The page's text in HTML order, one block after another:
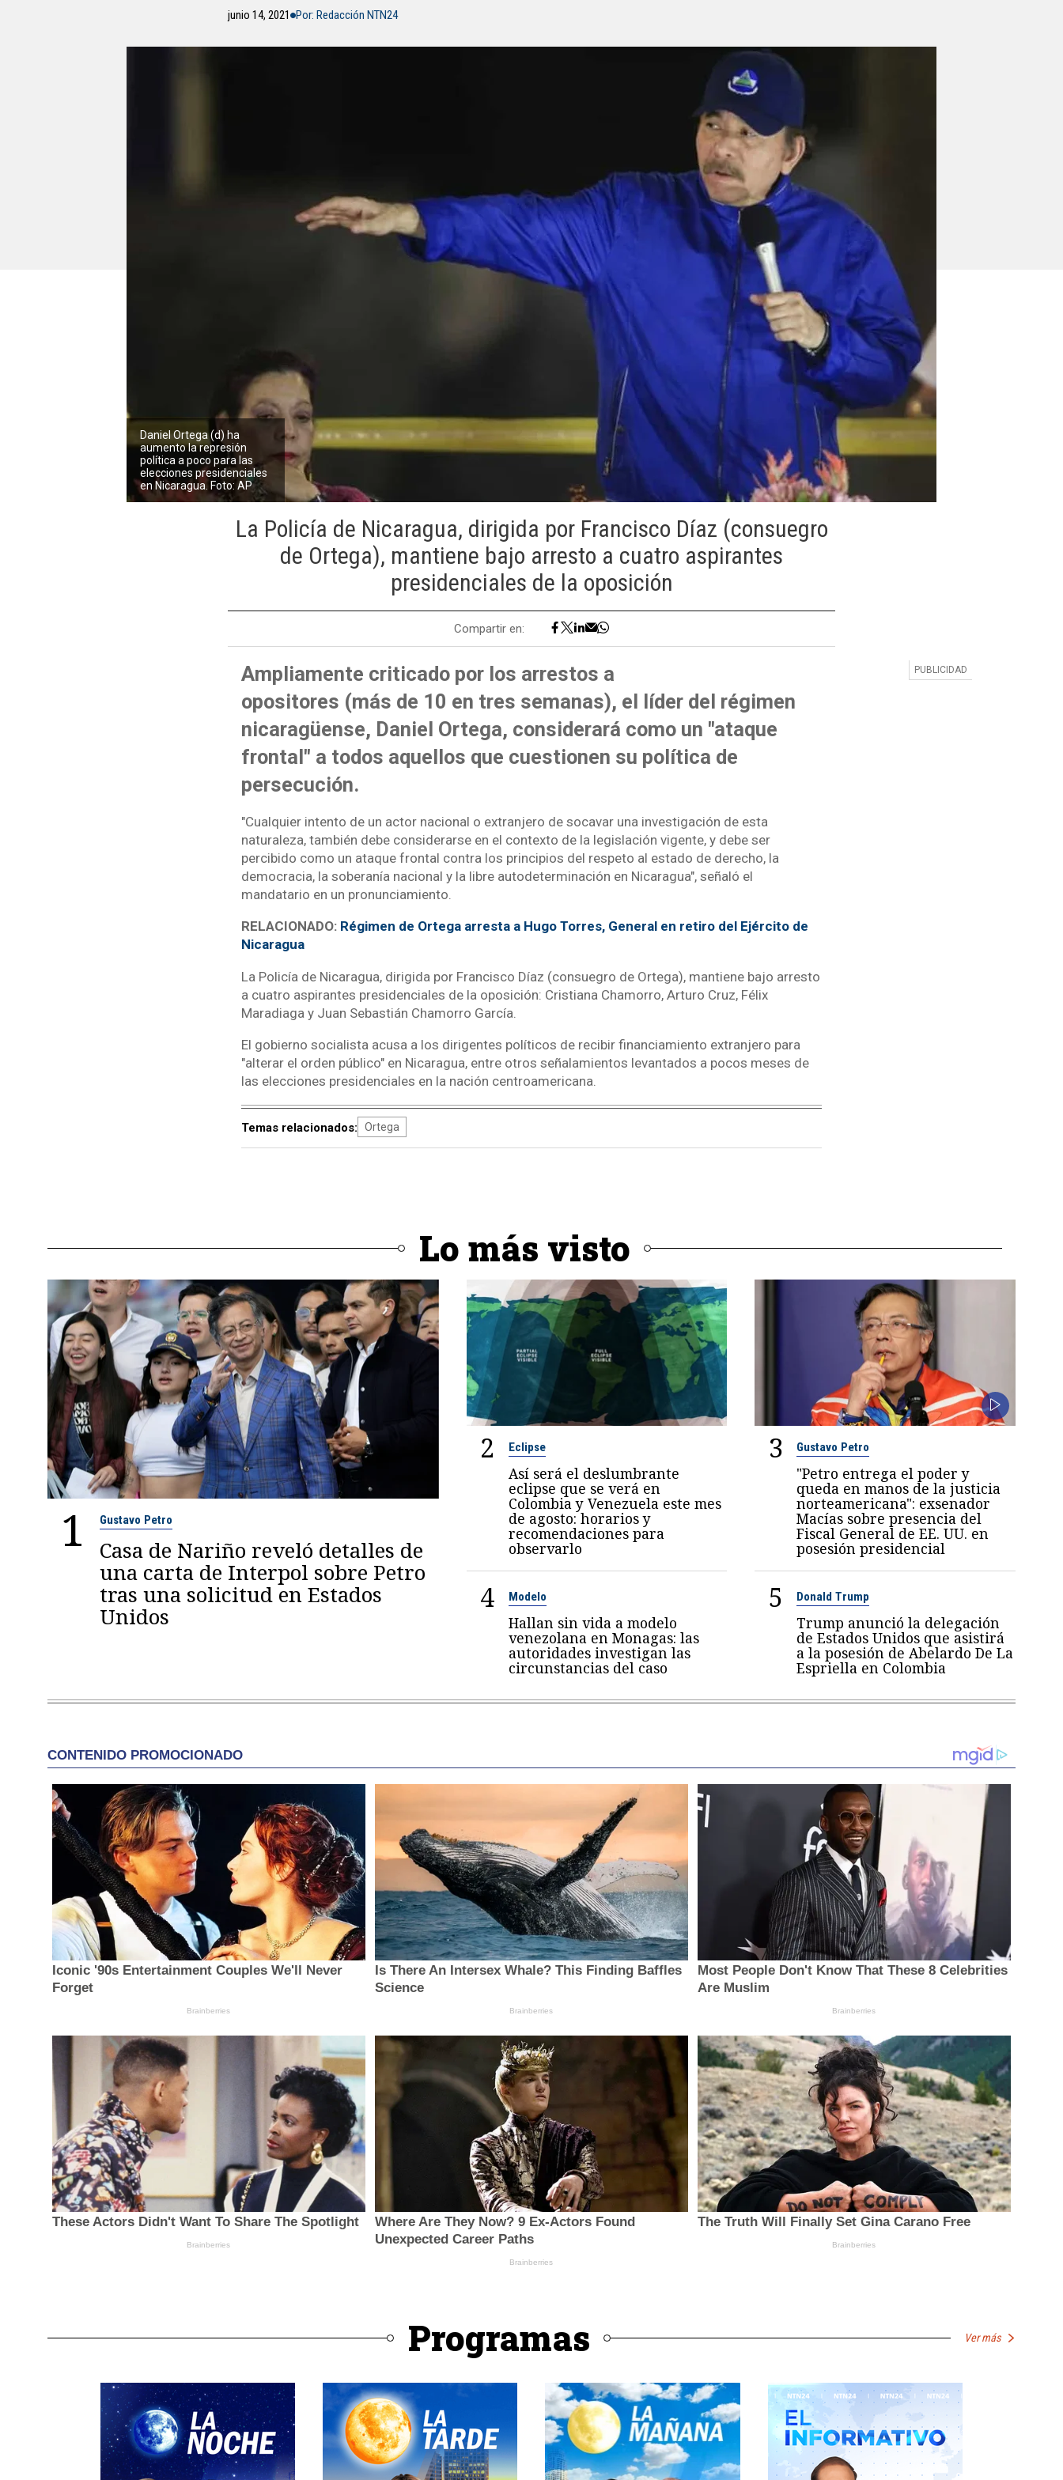
junio 14, 2021 Por: Redacción NTN24
Daniel Ortega (d) ha
aumento la represión
política a poco para las
elecciones presidenciales
en Nicaragua. Foto: AP
La Policía de Nicaragua, dirigida por Francisco Díaz (consuegro
de Ortega), mantiene bajo arresto a cuatro aspirantes
presidenciales de la oposición
Compartir en:
Ampliamente criticado por los arrestos a
opositores (más de 10 en tres semanas), el líder del régimen
nicaragüense, Daniel Ortega, considerará como un "ataque
frontal" a todos aquellos que cuestionen su política de
persecución.
"Cualquier intento de un actor nacional o extranjero de socavar una investigación de esta
naturaleza, también debe considerarse en el contexto de la legislación vigente, y debe ser
percibido como un ataque frontal contra los principios del respeto al estado de derecho, la
democracia, la soberanía nacional y la libre autodeterminación en Nicaragua", señaló el
mandatario en un pronunciamiento.
RELACIONADO: Régimen de Ortega arresta a Hugo Torres, General en retiro del Ejército de
Nicaragua
La Policía de Nicaragua, dirigida por Francisco Díaz (consuegro de Ortega), mantiene bajo arresto
a cuatro aspirantes presidenciales de la oposición: Cristiana Chamorro, Arturo Cruz, Félix
Maradiaga y Juan Sebastián Chamorro García.
El gobierno socialista acusa a los dirigentes políticos de recibir financiamiento extranjero para
"alterar el orden público" en Nicaragua, entre otros señalamientos levantados a pocos meses de
las elecciones presidenciales en la nación centroamericana.
Temas relacionados: Ortega
Lo más visto
1 Gustavo Petro
Casa de Nariño reveló detalles de
una carta de Interpol sobre Petro
tras una solicitud en Estados
Unidos
2 Eclipse
Así será el deslumbrante
eclipse que se verá en
Colombia y Venezuela este mes
de agosto: horarios y
recomendaciones para
observarlo
3 Gustavo Petro
"Petro entrega el poder y
queda en manos de la justicia
norteamericana": exsenador
Macías sobre presencia del
Fiscal General de EE. UU. en
posesión presidencial
4 Modelo
Hallan sin vida a modelo
venezolana en Monagas: las
autoridades investigan las
circunstancias del caso
5 Donald Trump
Trump anunció la delegación
de Estados Unidos que asistirá
a la posesión de Abelardo De La
Espriella en Colombia
Programas Ver más